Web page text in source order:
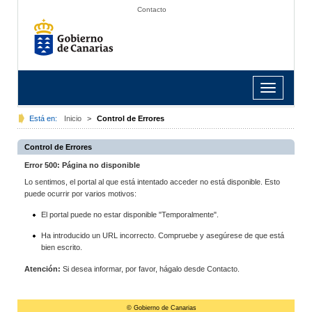
Contacto
Toggle
navigation
Está en: Inicio > Control de Errores
Control de Errores
Error 500: Página no disponible
Lo sentimos, el portal al que está intentado acceder no está disponible. Esto
puede ocurrir por varios motivos:
El portal puede no estar disponible "Temporalmente".
Ha introducido un URL incorrecto. Compruebe y asegúrese de que está
bien escrito.
Atención: Si desea informar, por favor, hágalo desde Contacto.
© Gobierno de Canarias